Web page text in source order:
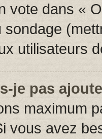
vote dans «
utilisateurs
je pas
maximum
vous avez